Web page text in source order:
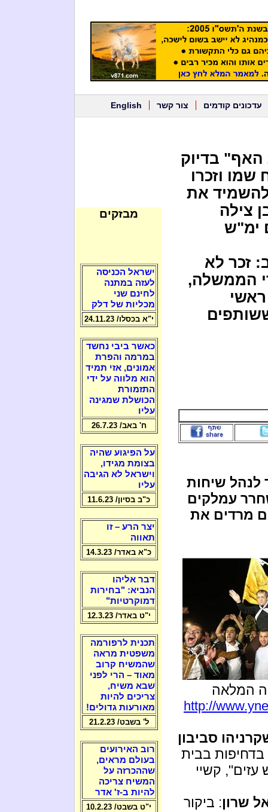
עדכונים קודמים צור קשר English
האף" בדיוק
וזכרו
להשמיד את
צילה
ימ"ש
זכר לא
הממשלה,
לנהל שיחות
עמלקים
מרדים את
http://
סביבון
בדחיפות בבית
קשיי
שרון: ביקור
מבזקים
ישראל הכניסה
לעזה במתנה
לחינם שני
מכליות של דלק
י"א בכסלו/ 24.11.23
כאשר ביבי נחשד
במרמה והפרת
אמונים, אזי תמיד
הוא מלווה על ידי
התזמורת
הכושלת שמגינה
עליו
ח' באב/ 26.7.23
על הפיגוע שהיה
בצומת מגידו,
וישראל לא הגיבה
עליו
כ"ב בסיון/ 11.6.23
יצר הרע – זו
תאווה
כ"א באדר/ 14.3.23
דבר אליהו
הנביא: "בחירות
דמוקרטיות"
י"ט באדר/ 12.3.23
תכנית לרפורמה
משפטית מראה
שהמשיח קרוב
מאוד – הרי לפני
שבא משיח,
צריכים להיות
מאורעות גדולים!
ל' בשבט/ 21.2.23
רוב האירועים
בעולם מראים,
שההכרזה על
המשיח צריכה
להיות ב-ז' אדר
י"ט בשבט/ 10.2.23